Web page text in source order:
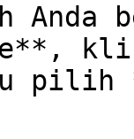
Anda
pilih